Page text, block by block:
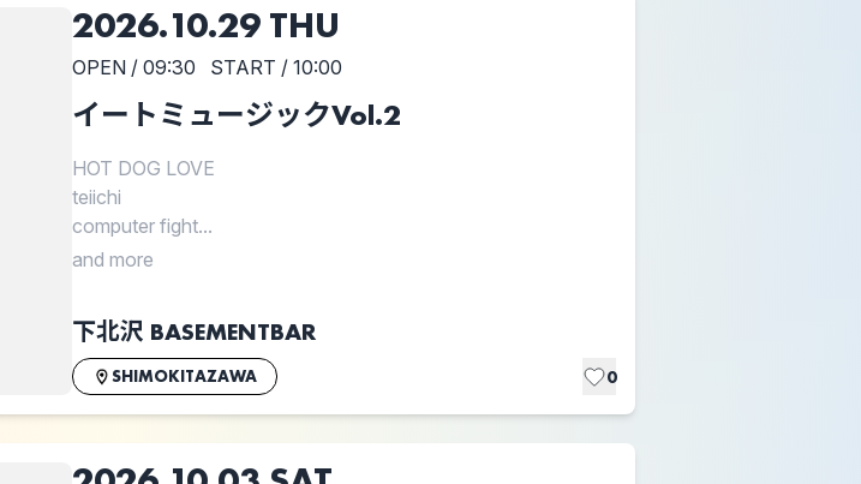
2026.10.29 THU
OPEN / 09:30 START / 10:00
イートミュージックVol.2
HOT DOG LOVE
teiichi
computer fight...
and more
下北沢 BASEMENTBAR
SHIMOKITAZAWA 0